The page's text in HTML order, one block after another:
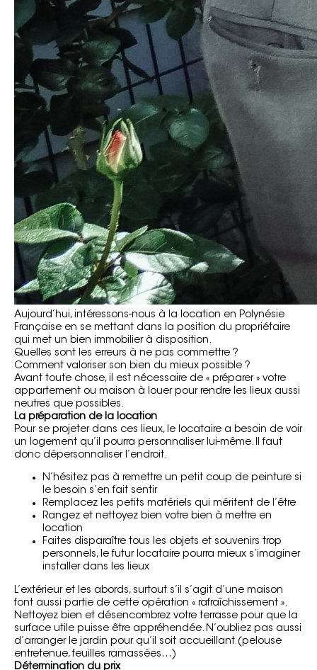
Aujourd’hui, intéressons-nous à la location en Polynésie
Française en se mettant dans la position du propriétaire
qui met un bien immobilier à disposition.
Quelles sont les erreurs à ne pas commettre ?
Comment valoriser son bien du mieux possible ?
Avant toute chose, il est nécessaire de « préparer » votre
appartement ou maison à louer pour rendre les lieux aussi
neutres que possibles.
La préparation de la location
Pour se projeter dans ces lieux, le locataire a besoin de voir
un logement qu’il pourra personnaliser lui-même. Il faut
donc dépersonnaliser l’endroit.
N’hésitez pas à remettre un petit coup de peinture si
le besoin s’en fait sentir
Remplacez les petits matériels qui méritent de l’être
Rangez et nettoyez bien votre bien à mettre en
location
Faites disparaître tous les objets et souvenirs trop
personnels, le futur locataire pourra mieux s’imaginer
installer dans les lieux
L’extérieur et les abords, surtout s’il s’agit d’une maison
font aussi partie de cette opération « rafraîchissement ».
Nettoyez bien et désencombrez votre terrasse pour que la
surface utile puisse être appréhendée. N’oubliez pas aussi
d’arranger le jardin pour qu’il soit accueillant (pelouse
entretenue, feuilles ramassées…)
Détermination du prix